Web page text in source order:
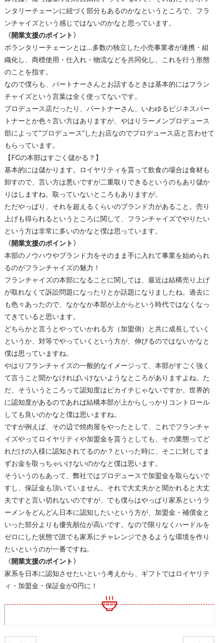
ンタリーチェーンに紐づく部分もあるのかなというところで、フラ
ンチャイズという感じではないのかなと思っています。
〈開業支援のポイント〉
ボランタリーチェーンとは…多数の独立した小売事業者が連携・組
織化し、商標使用・仕入れ・物流などを共同化し、これを行う形態
のことを指す。
なので僕らも、パートナーさんとお話するときは基本的にはフラン
チャイズという言葉は全く使ってないです。
プロデュース店だったり、パートナーさん、いわゆるビジネスパー
トナーとか色々言い方はありますが、やはりラーメンプロデュース
部によって“プロデュース”したお店なのでプロデュース店と言わせて
もらっています。
【FCの本部はすごく儲かる？】
基本的には儲かります。ロイヤリティを貰って飲食の場合は食材も
卸すので、言い方は悪いですが二重取りできるというのもあり儲か
りはしますね。取っていないところもありますが。
ただやっぱり、それを超えるくらいのブランド力があること。売り
上げも得られるというところに関して、フランチャイズでやりたい
という方は非常に多いのかなと僕は思っています。
〈開業支援のポイント〉
本部のノウハウやブランド力をそのまま手に入れて事業を始められ
るのがフランチャイズの魅力！
フランチャイズの本部になることに関しては、最近は結構売り上げ
が取れなくて訴訟問題になったりとか話題になりましたね。過去に
も色々あったので、なかなか本部が上からという時代ではなくなっ
てきていると思います。
どちらかと言うとやっていかれる方（加盟側）と共に成長していく
というか、対等でやっていくという方が、伸びるのではないかなと
僕は思っていますね。
やはりフランチャイズの一般的なイメージって、本部がすごく強く
て言うこと聞かなければいけないようなところがありますよね。た
だ、そういうところって認知度はピカイチじゃないですか。世界的
に認知度があるのであれば結構本部が上からしっかりコントロール
しても良いのかなと僕は思いますね。
ですが例えば、その辺で焼肉屋をやったとして、これでフランチャ
イズやってロイヤリティや加盟金を貰うとしても、その業態ってど
れだけの人様に認知されてるのか？といった時に、そこに対してま
ずお金を取っちゃいけないのかなと僕は思います。
そういうのもあって、弊社ではプロデュースで加盟金を取らないで
すし、保証金も頂いていません。それで大丈夫かと聞かれると大丈
夫ですと言い切れないのですが、でも僕らはやっぱり家系というラ
ーメンをどんどん日本に認知したいという方が、加盟金・補償金と
いった部分よりも優先順位が高いです。なので限りなくハードルを
ゼロにした状態で誰でも家系にチャレンジできるような環境を作り
たいというのが一番ですね。
〈開業支援のポイント〉
家系を日本に認知させたいという考えから、ギフトではロイヤリテ
ィ・加盟金・保証金が0円に！